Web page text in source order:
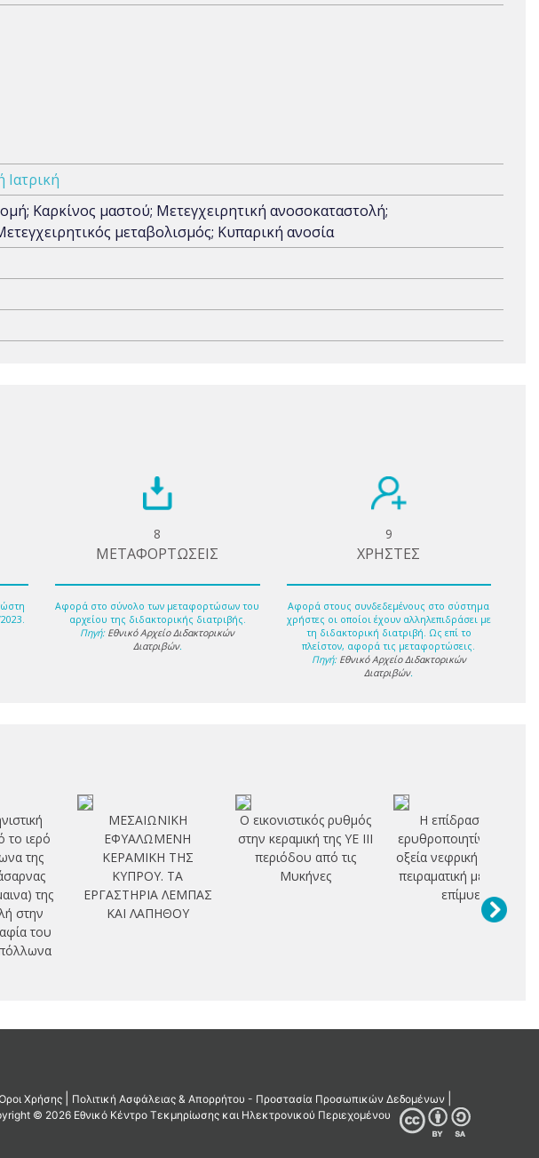
Ιατρική
Καρκίνος μαστού; Μετεγχειρητική ανοσοκαταστολή;
μεταβολισμός; Κυπαρική ανοσία
8
ΜΕΤΑΦΟΡΤΩΣΕΙΣ
Αφορά στο σύνολο των μεταφορτώσων του
αρχείου της διδακτορικής διατριβής.
Πηγή: Εθνικό Αρχείο Διδακτορικών
Διατριβών.
9
ΧΡΗΣΤΕΣ
Αφορά στους συνδεδεμένους στο σύστημα
χρήστες οι οποίοι έχουν αλληλεπιδράσει με
τη διδακτορική διατριβή. Ως επί το
πλείστον, αφορά τις μεταφορτώσεις.
Πηγή: Εθνικό Αρχείο Διδακτορικών
Διατριβών.
το ιερό
της
της
στην
του
ΜΕΣΑΙΩΝΙΚΗ
ΕΦΥΑΛΩΜΕΝΗ
ΚΕΡΑΜΙΚΗ ΤΗΣ
ΚΥΠΡΟΥ. ΤΑ
ΕΡΓΑΣΤΗΡΙΑ ΛΕΜΠΑΣ
ΚΑΙ ΛΑΠΗΘΟΥ
Ο εικονιστικός ρυθμός
στην κεραμική της ΥΕ ΙΙΙ
περιόδου από τις
Μυκήνες
Η επίδραση της
ερυθροποιητίνης στην
οξεία νεφρική ισχαιμία:
πειραματική μελέτη σε
επίμυες